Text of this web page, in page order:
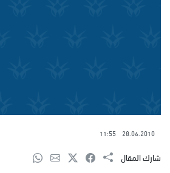
28.06.2010
11:55
شارك المقال